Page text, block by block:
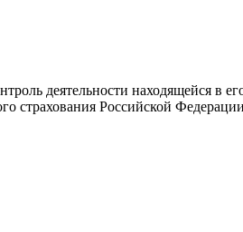
деятельности находящейся в
страхования Российской